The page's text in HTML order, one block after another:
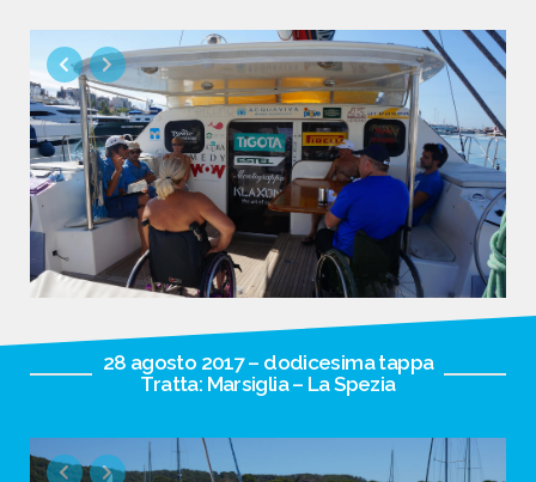
28 agosto 2017 – dodicesima tappa
Tratta: Marsiglia – La Spezia